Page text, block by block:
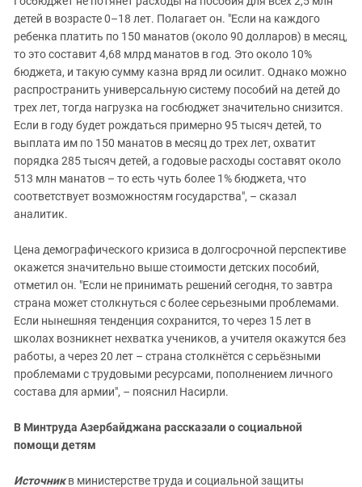
детей в возрасте 0–18 лет. Полагает он. "Если на каждого
ребенка платить по 150 манатов (около 90 долларов) в месяц,
то это составит 4,68 млрд манатов в год. Это около 10%
бюджета, и такую сумму казна вряд ли осилит. Однако можно
распространить универсальную систему пособий на детей до
трех лет, тогда нагрузка на госбюджет значительно снизится.
Если в году будет рождаться примерно 95 тысяч детей, то
выплата им по 150 манатов в месяц до трех лет, охватит
порядка 285 тысяч детей, а годовые расходы составят около
513 млн манатов – то есть чуть более 1% бюджета, что
соответствует возможностям государства", – сказал
аналитик.
Цена демографического кризиса в долгосрочной перспективе
окажется значительно выше стоимости детских пособий,
отметил он. "Если не принимать решений сегодня, то завтра
страна может столкнуться с более серьезными проблемами.
Если нынешняя тенденция сохранится, то через 15 лет в
школах возникнет нехватка учеников, а учителя окажутся без
работы, а через 20 лет – страна столкнётся с серьёзными
проблемами с трудовыми ресурсами, пополнением личного
состава для армии", – пояснил Насирли.
В Минтруда Азербайджана рассказали о социальной
помощи детям
Источникв министерстве труда и социальной защиты